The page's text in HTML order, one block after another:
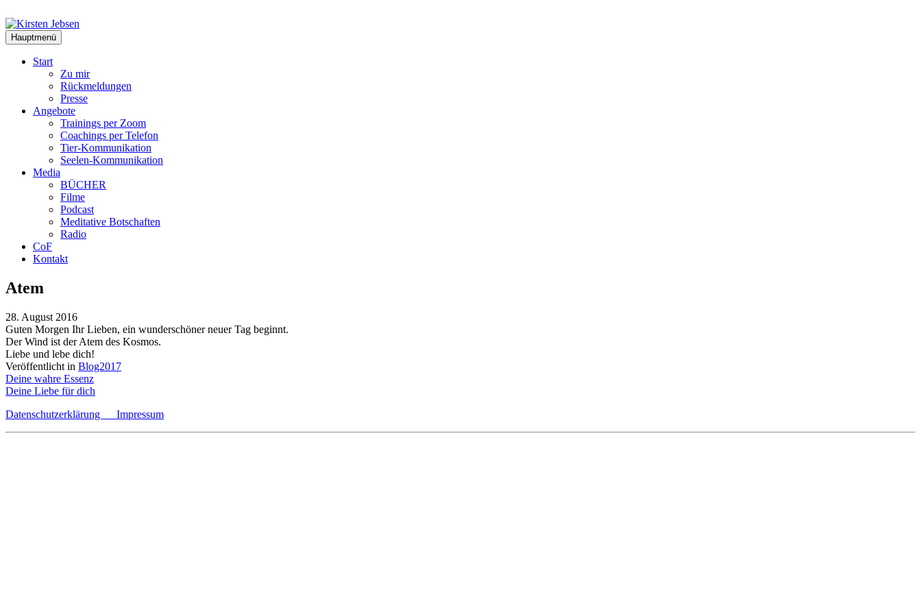
Inhalt
springen
Hauptmenü
Start
Zu mir
Rückmeldungen
Presse
Angebote
Trainings per Zoom
Coachings per Telefon
Tier-Kommunikation
Seelen-Kommunikation
Media
BÜCHER
Filme
Podcast
Meditative Botschaften
Radio
CoF
Kontakt
Atem
28. August 2016
Guten Morgen Ihr Lieben, ein wunderschöner neuer Tag beginnt.
Der Wind ist der Atem des Kosmos.
Liebe und lebe dich!
Veröffentlicht in Blog2017
Beitragsnavigation
Deine wahre Essenz
Deine Liebe für dich
Datenschutzerklärung Impressum